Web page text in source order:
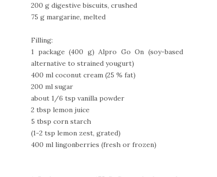
200 g digestive biscuits, crushed
75 g margarine, melted
Filling:
1 package (400 g) Alpro Go On (soy-based
alternative to strained yougurt)
400 ml coconut cream (25 % fat)
200 ml sugar
about 1/6 tsp vanilla powder
2 tbsp lemon juice
5 tbsp corn starch
(1-2 tsp lemon zest, grated)
400 ml lingonberries (fresh or frozen)